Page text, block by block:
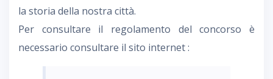
la storia della nostra città.
Per consultare il regolamento del concorso è
necessario consultare il sito internet :